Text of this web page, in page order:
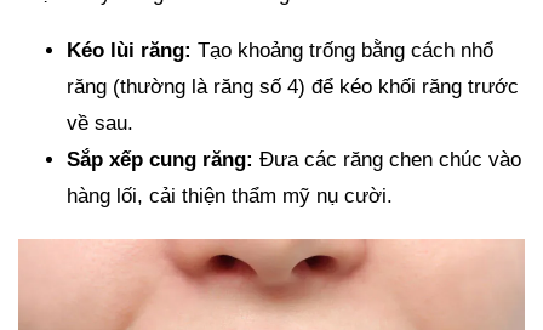
Kéo lùi răng: Tạo khoảng trống bằng cách nhổ
răng (thường là răng số 4) để kéo khối răng trước
về sau.
Sắp xếp cung răng: Đưa các răng chen chúc vào
hàng lối, cải thiện thẩm mỹ nụ cười.